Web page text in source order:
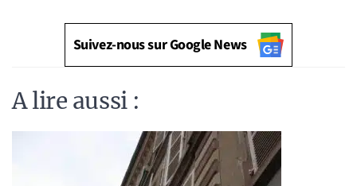
Suivez-nous sur Google News
A lire aussi :